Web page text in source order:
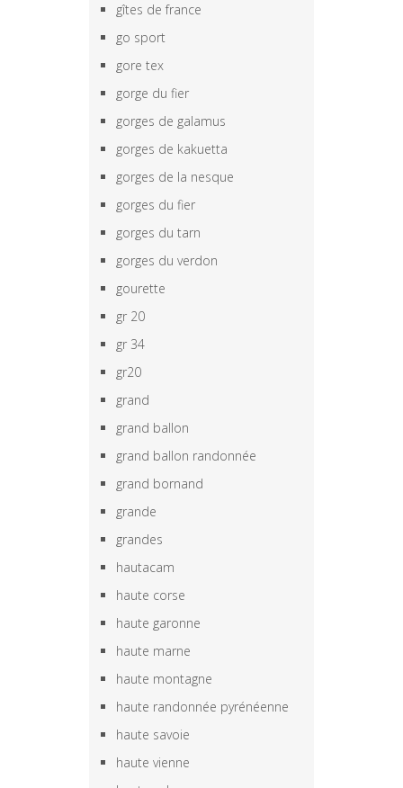
gîtes de france
go sport
gore tex
gorge du fier
gorges de galamus
gorges de kakuetta
gorges de la nesque
gorges du fier
gorges du tarn
gorges du verdon
gourette
gr 20
gr 34
gr20
grand
grand ballon
grand ballon randonnée
grand bornand
grande
grandes
hautacam
haute corse
haute garonne
haute marne
haute montagne
haute randonnée pyrénéenne
haute savoie
haute vienne